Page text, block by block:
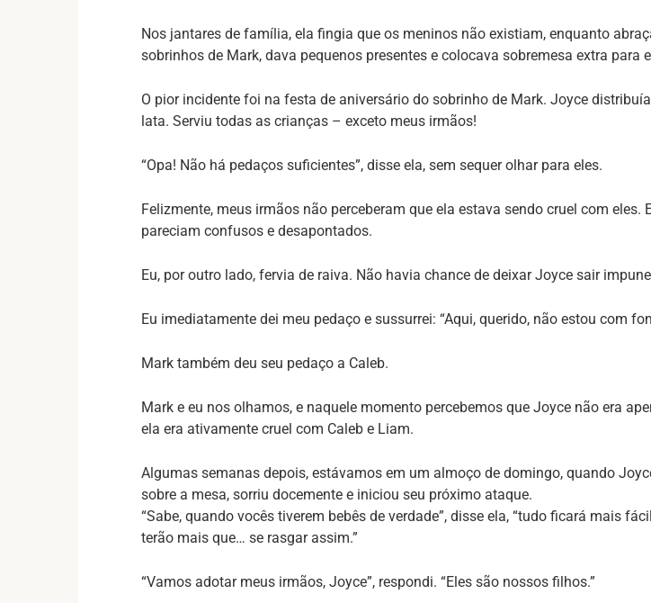
Nos jantares de família, ela fingia que os meninos não existiam, enquanto
sobrinhos de Mark, dava pequenos presentes e colocava sobremesa extra para
O pior incidente foi na festa de aniversário do sobrinho de Mark. Joyce
lata. Serviu todas as crianças – exceto meus irmãos!
“Opa! Não há pedaços suficientes”, disse ela, sem sequer olhar para eles.
Felizmente, meus irmãos não perceberam que ela estava sendo cruel com eles.
pareciam confusos e desapontados.
Eu, por outro lado, fervia de raiva. Não havia chance de deixar Joyce sair
Eu imediatamente dei meu pedaço e sussurrei: “Aqui, querido, não estou com
Mark também deu seu pedaço a Caleb.
Mark e eu nos olhamos, e naquele momento percebemos que Joyce não era
ela era ativamente cruel com Caleb e Liam.
Algumas semanas depois, estávamos em um almoço de domingo, quando
sobre a mesa, sorriu docemente e iniciou seu próximo ataque.
“Sabe, quando vocês tiverem bebês de verdade”, disse ela, “tudo ficará mais
terão mais que… se rasgar assim.”
“Vamos adotar meus irmãos, Joyce”, respondi. “Eles são nossos filhos.”